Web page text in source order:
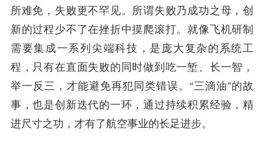
所难免，失败更不罕见。所谓失败乃成功之母，创
新的过程少不了在挫折中摸爬滚打。就像飞机研制
需要集成一系列尖端科技，是庞大复杂的系统工
程，只有在直面失败的同时做到吃一堑、长一智，
举一反三，才能避免再犯同类错误。“三滴油”的故
事，也是创新迭代的一环，通过持续积累经验，精
进尺寸之功，才有了航空事业的长足进步。